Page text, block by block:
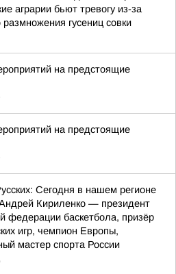
аграрии бьют тревогу из-за
размножения гусениц совки
на предстоящие
на предстоящие
Сегодня в нашем регионе
Кириленко — президент
федерации баскетбола, призёр
игр, чемпион Европы,
мастер спорта России